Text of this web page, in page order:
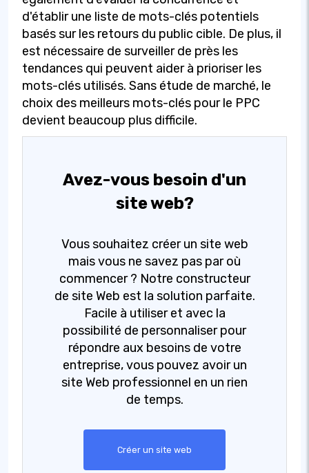
d'établir une liste de mots-clés potentiels
basés sur les retours du public cible. De plus, il
est nécessaire de surveiller de près les
tendances qui peuvent aider à prioriser les
mots-clés utilisés. Sans étude de marché, le
choix des meilleurs mots-clés pour le PPC
devient beaucoup plus difficile.
Avez-vous besoin d'un
site web?
Vous souhaitez créer un site web
mais vous ne savez pas par où
commencer ? Notre constructeur
de site Web est la solution parfaite.
Facile à utiliser et avec la
possibilité de personnaliser pour
répondre aux besoins de votre
entreprise, vous pouvez avoir un
site Web professionnel en un rien
de temps.
Créer un site web